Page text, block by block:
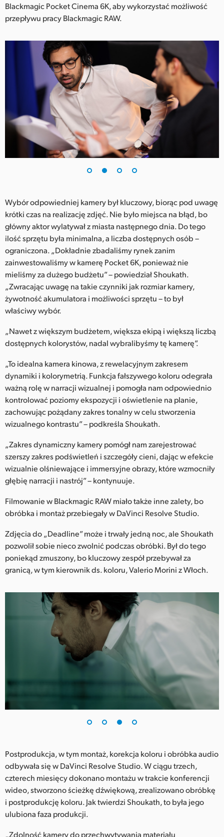
United States
Blackmagic Pocket Cinema 6K, aby wykorzystać możliwość
przepływu pracy Blackmagic RAW.
Wybór odpowiedniej kamery był kluczowy, biorąc pod uwagę
krótki czas na realizację zdjęć. Nie było miejsca na błąd, bo
główny aktor wylatywał z miasta następnego dnia. Do tego
ilość sprzętu była minimalna, a liczba dostępnych osób –
ograniczona. „Dokładnie zbadaliśmy rynek zanim
zainwestowaliśmy w kamerę Pocket 6K, ponieważ nie
mieliśmy za dużego budżetu” – powiedział Shoukath.
„Zwracając uwagę na takie czynniki jak rozmiar kamery,
żywotność akumulatora i możliwości sprzętu – to był
właściwy wybór.
„Nawet z większym budżetem, większa ekipą i większą liczbą
dostępnych kolorystów, nadal wybralibyśmy tę kamerę”.
„To idealna kamera kinowa, z rewelacyjnym zakresem
dynamiki i kolorymetrią. Funkcja fałszywego koloru odegrała
ważną rolę w narracji wizualnej i pomogła nam odpowiednio
kontrolować poziomy ekspozycji i oświetlenie na planie,
zachowując pożądany zakres tonalny w celu stworzenia
wizualnego kontrastu” – podkreśla Shoukath.
„Zakres dynamiczny kamery pomógł nam zarejestrować
szerszy zakres podświetleń i szczegóły cieni, dając w efekcie
wizualnie olśniewające i immersyjne obrazy, które wzmocniły
głębię narracji i nastrój” – kontynuuje.
Filmowanie w Blackmagic RAW miało także inne zalety, bo
obróbka i montaż przebiegały w DaVinci Resolve Studio.
Zdjęcia do „Deadline” może i trwały jedną noc, ale Shoukath
pozwolił sobie nieco zwolnić podczas obróbki. Był do tego
poniekąd zmuszony, bo kluczowy zespół przebywał za
granicą, w tym kierownik ds. koloru, Valerio Morini z Włoch.
Postprodukcja, w tym montaż, korekcja koloru i obróbka audio
odbywała się w DaVinci Resolve Studio. W ciągu trzech,
czterech miesięcy dokonano montażu w trakcie konferencji
wideo, stworzono ścieżkę dźwiękową, zrealizowano obróbkę
i postprodukcję koloru. Jak twierdzi Shoukath, to była jego
ulubiona faza produkcji.
„Zdolność kamery do przechwytywania materiału